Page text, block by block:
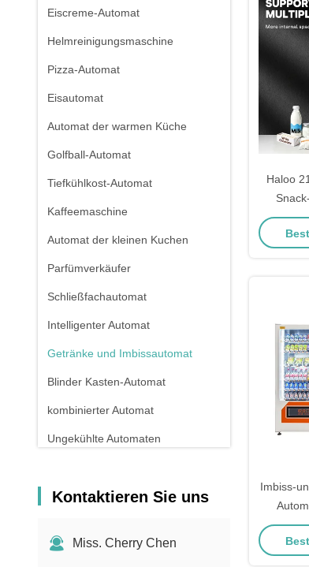
Eiscreme-Automat
Helmreinigungsmaschine
Pizza-Automat
Eisautomat
Automat der warmen Küche
Golfball-Automat
Tiefkühlkost-Automat
Kaffeemaschine
Automat der kleinen Kuchen
Parfümverkäufer
Schließfachautomat
Intelligenter Automat
Getränke und Imbissautomat
Blinder Kasten-Automat
kombinierter Automat
Ungekühlte Automaten
Flüssiger reinigender Automat
Sex Toy Vending Machine
Kontaktieren Sie uns
Miss. Cherry Chen
Haloo
Imbiss-